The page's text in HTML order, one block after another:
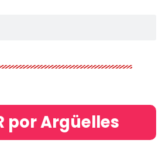
por Argüelles​